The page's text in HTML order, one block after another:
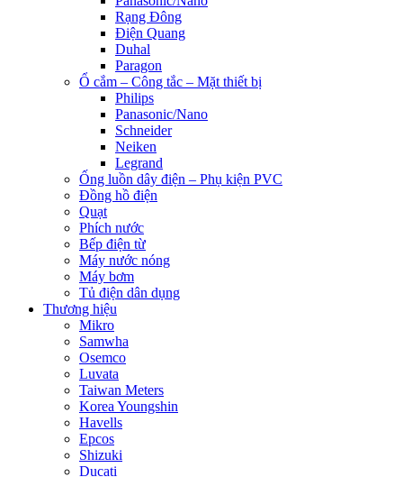
Rạng Đông
Điện Quang
Duhal
Paragon
Ổ cắm – Công tắc – Mặt thiết bị
Philips
Panasonic/Nano
Schneider
Neiken
Legrand
Ống luồn dây điện – Phụ kiện PVC
Đồng hồ điện
Quạt
Phích nước
Bếp điện từ
Máy nước nóng
Máy bơm
Tủ điện dân dụng
Thương hiệu
Mikro
Samwha
Osemco
Luvata
Taiwan Meters
Korea Youngshin
Havells
Epcos
Shizuki
Ducati